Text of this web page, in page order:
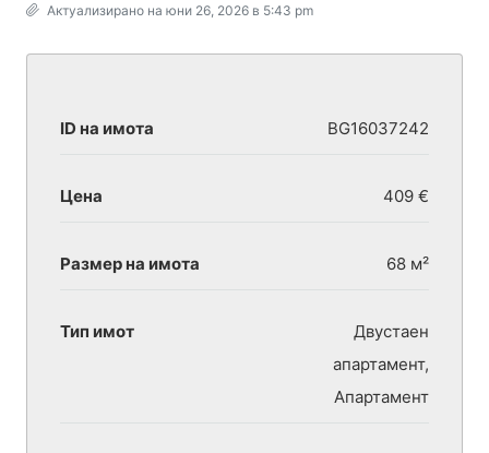
Актуализирано на юни 26, 2026 в 5:43 pm
ID на имота BG16037242
Цена 409 €
Размер на имота 68 м²
Тип имот
Двустаен
апартамент,
Апартамент